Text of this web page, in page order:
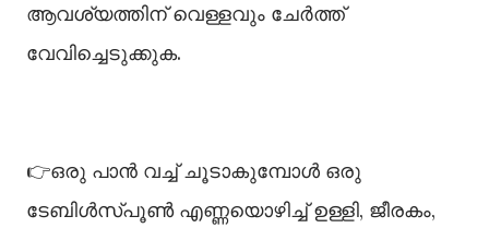
ആവശ്യത്തിന് വെള്ളവും ചേർത്ത്
വേവിച്ചെടുക്കുക.
👉ഒരു പാൻ വച്ച് ചൂടാകുമ്പോൾ ഒരു
ടേബിൾസ്പൂൺ എണ്ണയൊഴിച്ച് ഉള്ളി, ജീരകം,